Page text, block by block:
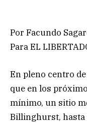
Por Facundo
Para EL
En pleno centro
que en los
mínimo, un sitio
Billinghurst, hasta